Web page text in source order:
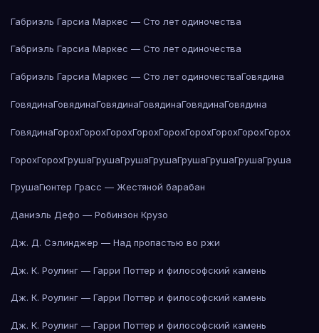
Габриэль Гарсиа Маркес — Сто лет одиночества
Габриэль Гарсиа Маркес — Сто лет одиночества
Габриэль Гарсиа Маркес — Сто лет одиночестваГовядина
ГовядинаГовядинаГовядинаГовядинаГовядинаГовядина
ГовядинаГорохГорохГорохГорохГорохГорохГорохГорохГорох
ГорохГорохГрушаГрушаГрушаГрушаГрушаГрушаГрушаГруша
ГрушаГюнтер Грасс — Жестяной барабан
Даниэль Дефо — Робинзон Крузо
Дж. Д. Сэлинджер — Над пропастью во ржи
Дж. К. Роулинг — Гарри Поттер и философский камень
Дж. К. Роулинг — Гарри Поттер и философский камень
Дж. К. Роулинг — Гарри Поттер и философский камень